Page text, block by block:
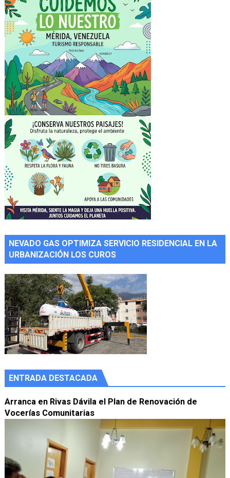
NEVADO GAS OPTIMIZA SERVICIO RESIDENCIAL EN LA
URBANIZACIÓN LOS CUROS
ENTRADA DESTACADA
Arranca en Rivas Dávila el Plan de Renovación de
Vocerías Comunitarias